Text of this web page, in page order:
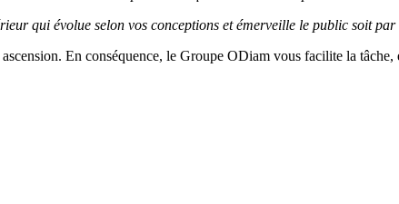
qui évolue selon vos conceptions et émerveille le public soit
En conséquence, le Groupe ODiam vous facilite la